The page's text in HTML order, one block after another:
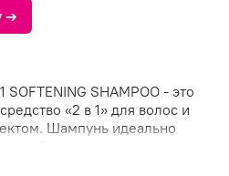
→
SHAMPOO - это
«2 в 1» для волос и
Шампунь идеально
эффективно удаляет